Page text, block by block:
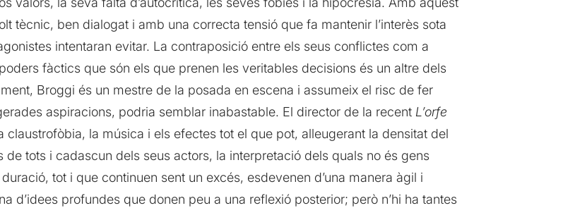
tècnic, ben dialogat i amb una correcta tensió que fa mantenir l’interès sota
intentaran evitar. La contraposició entre els seus conflictes com a
fàctics que són els que prenen les veritables decisions és un altre dels
Broggi és un mestre de la posada en escena i assumeix el risc de fer
aspiracions, podria semblar inabastable. El director de la recent L’orfe
la música i els efectes tot el que pot, alleugerant la densitat del
de tots i cadascun dels seus actors, la interpretació dels quals no és gens
tot i que continuen sent un excés, esdevenen d’una manera àgil i
d’idees profundes que donen peu a una reflexió posterior; però n’hi ha tantes